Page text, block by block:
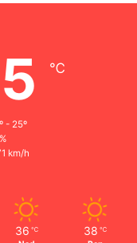
℃
- 25º
km/h
36 ℃ 38 ℃